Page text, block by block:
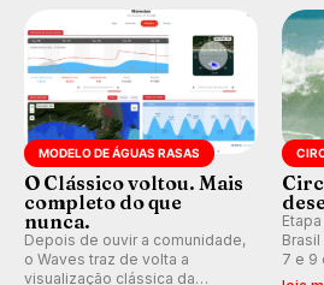
MODELO DE ÁGUAS RASAS
O Clássico voltou. Mais
completo do que
nunca.
Depois de ouvir a comunidade,
o Waves traz de volta a
visualização clássica da
7 e 9